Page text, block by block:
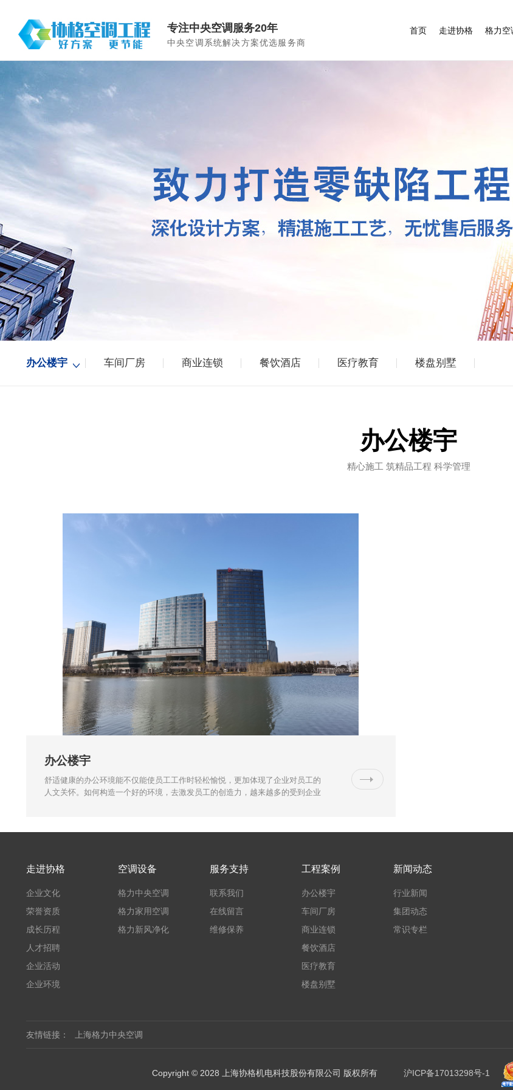
专注中央空调服务20年
中央空调系统解决方案优选服务商
首页 走进协格 格力空
办公楼宇 车间厂房 商业连锁 餐饮酒店 医疗教育 楼盘别墅
办公楼宇
精心施工 筑精品工程 科学管理
办公楼宇
舒适健康的办公环境能不仅能使员工工作时轻松愉悦，更加体现了企业对员工的
人文关怀。如何构造一个好的环境，去激发员工的创造力，越来越多的受到企业
走进协格
企业文化
荣誉资质
成长历程
人才招聘
企业活动
企业环境
空调设备
格力中央空调
格力家用空调
格力新风净化
服务支持
联系我们
在线留言
维修保养
工程案例
办公楼宇
车间厂房
商业连锁
餐饮酒店
医疗教育
楼盘别墅
新闻动态
行业新闻
集团动态
常识专栏
友情链接： 上海格力中央空调
Copyright © 2028 上海协格机电科技股份有限公司 版权所有 沪ICP备17013298号-1